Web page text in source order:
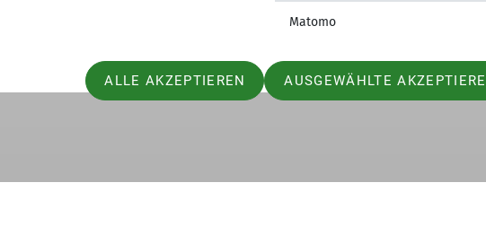
Matomo
ALLE AKZEPTIEREN AUSGEWÄHLTE